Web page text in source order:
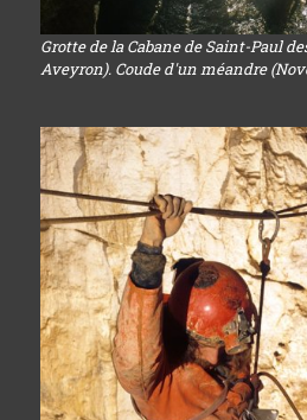
Grotte de la Cabane de Saint-Paul
Aveyron). Coude d'un méandre